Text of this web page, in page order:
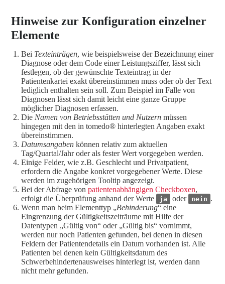
Hinweise zur Konfiguration einzelner
Elemente
Bei Texteinträgen, wie beispielsweise der Bezeichnung einer
Diagnose oder dem Code einer Leistungsziffer, lässt sich
festlegen, ob der gewünschte Texteintrag in der
Patientenkartei exakt übereinstimmen muss oder ob der Text
lediglich enthalten sein soll. Zum Beispiel im Falle von
Diagnosen lässt sich damit leicht eine ganze Gruppe
möglicher Diagnosen erfassen.
Die Namen von Betriebsstätten und Nutzern müssen
hingegen mit den in tomedo® hinterlegten Angaben exakt
übereinstimmen.
Datumsangaben können relativ zum aktuellen
Tag/Quartal/Jahr oder als fester Wert vorgegeben werden.
Einige Felder, wie z.B. Geschlecht und Privatpatient,
erfordern die Angabe konkret vorgegebener Werte. Diese
werden im zugehörigen Tooltip angezeigt.
Bei der Abfrage von patientenabhängigen Checkboxen,
erfolgt die Überprüfung anhand der Werte
ja oder nein .
Wenn man beim Elementtyp „Behinderung“ eine
Eingrenzung der Gültigkeitszeiträume mit Hilfe der
Datentypen „Gültig von“ oder „Gültig bis“ vornimmt,
werden nur noch Patienten gefunden, bei denen in diesen
Feldern der Patientendetails ein Datum vorhanden ist. Alle
Patienten bei denen kein Gültigkeitsdatum des
Schwerbehindertenausweises hinterlegt ist, werden dann
nicht mehr gefunden.